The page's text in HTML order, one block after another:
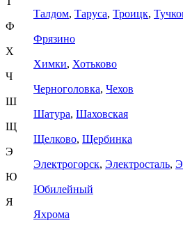
Талдом, Таруса, Троицк,
Ф
Фрязино
Х
Химки, Хотьково
Ч
Черноголовка, Чехов
Ш
Шатура, Шаховская
Щ
Щелково, Щербинка
Э
Электрогорск, Электросталь,
Ю
Юбилейный
Я
Яхрома